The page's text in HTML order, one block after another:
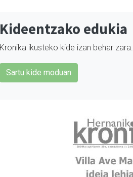
Kideentzako edukia
Kronika ikusteko kide izan behar zara.
Sartu kide moduan